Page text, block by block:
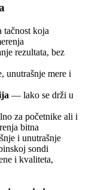
koja
rezultata, bez
unutrašnje mere i
— lako se drži u
za početnike ali i
bitna
i unutrašnje
sondi
i kvaliteta,